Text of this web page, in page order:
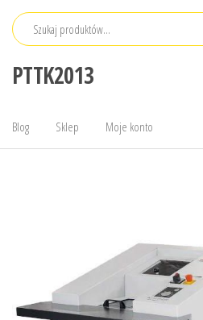
Przejdź
PTTK2013
Blog Sklep Moje konto